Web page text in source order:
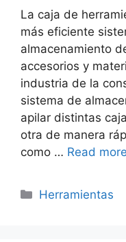
La caja de
más eficiente
almacenamiento
accesorios y
industria de la
sistema de
apilar distintas
otra de manera
como … Read more
Categorías
Herramientas